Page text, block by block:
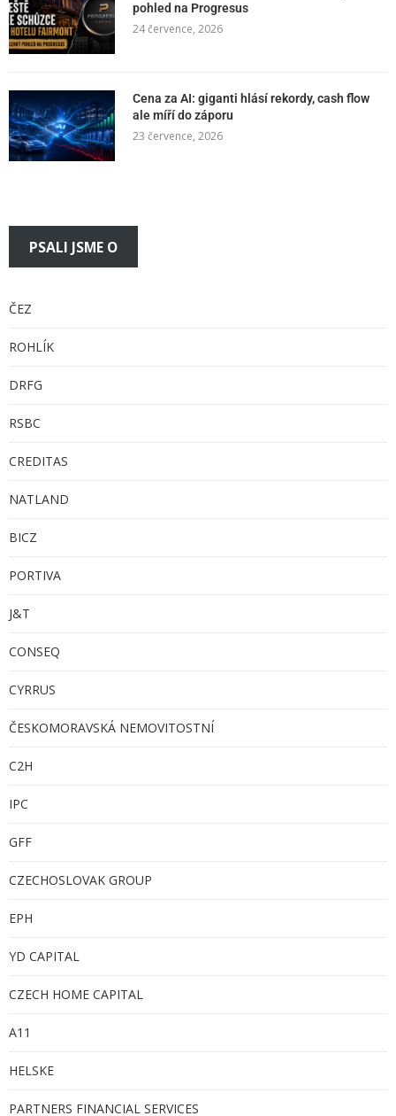
pohled na Progresus
24 července, 2026
Cena za AI: giganti hlásí rekordy, cash flow
ale míří do záporu
23 července, 2026
PSALI JSME O
ČEZ
ROHLÍK
DRFG
RSBC
CREDITAS
NATLAND
BICZ
PORTIVA
J&T
CONSEQ
CYRRUS
ČESKOMORAVSKÁ NEMOVITOSTNÍ
C2H
IPC
GFF
CZECHOSLOVAK GROUP
EPH
YD CAPITAL
CZECH HOME CAPITAL
A11
HELSKE
PARTNERS FINANCIAL SERVICES